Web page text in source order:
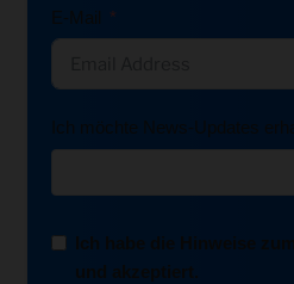
E-Mail
Ich möchte News-Updates
Ich habe die Hinweise zum
und akzeptiert.